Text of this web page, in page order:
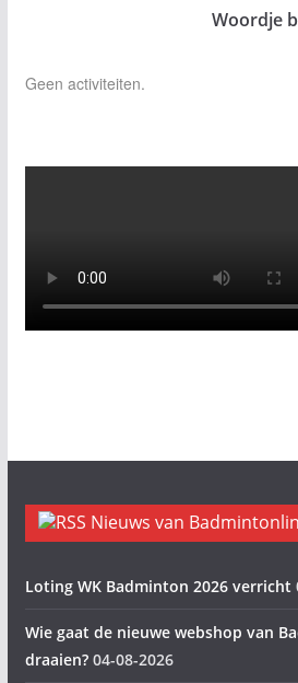
Woordje
Geen activiteiten.
Nieuws van
Loting WK Badminton 2026 verricht
Wie gaat de nieuwe webshop van
draaien? 04-08-2026